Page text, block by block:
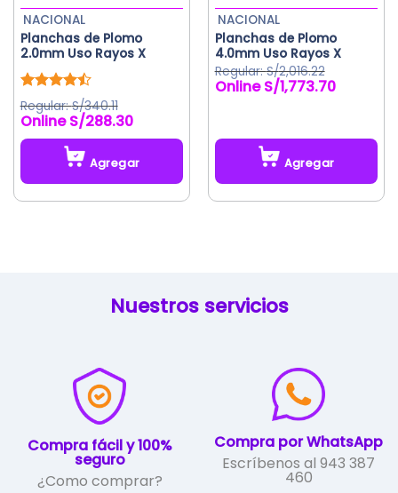
página
de
producto
Planchas de Plomo
2.0mm Uso Rayos X
Valorado
con4.50
de 5
NACIONAL
S/340.11
S/288.30
Agregar
producto
Planchas de Plomo
4.0mm Uso Rayos X
NACIONAL
S/2,016.22
El
S/2,016.22.
S/1,773.70El
S/1,773.70.
Agregar
Nuestros servicios
Compra fácil y 100%
seguro
¿Como comprar?
Compra por WhatsApp
Escríbenos al 943 387
460